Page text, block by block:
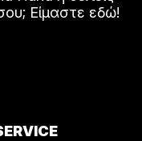
Είμαστε εδώ!